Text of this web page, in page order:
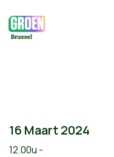
16 Maart 2024
12.00u -